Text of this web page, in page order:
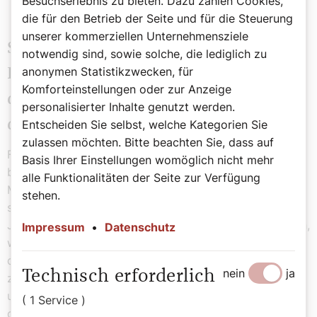
Sie arbeiten zu gleichen Teilen in der
Pfarre und als Lehrer. Wie gehen Sie
damit um, dass sich die Zielgruppen
der beiden Arbeitsorte unterscheiden?
Für mich ist das sehr positiv, und ich möchte keines der
beiden Felder missen. In der Schule komme ich mit
Menschen in Kontakt, die das Christentum nicht so
selbstverständlich leben wie die Leute in der Pfarre. Die
Jugendlichen haben oft ganz, ganz andere Bilder als ich,
wenn es um Gott geht oder um sensible Themen wie
den Tod. Das fordert mich heraus und inspiriert mich
zugleich total. Ich bin gezwungen, Antworten zu geben
und kann auch die heißen Eisen nicht mit
oberflächlichen Phrasen umschiffen. Ich sehe mich
die für den Betrieb der Seite und für die Steuerung
unserer kommerziellen Unternehmensziele
notwendig sind, sowie solche, die lediglich zu
anonymen Statistikzwecken, für
Komforteinstellungen oder zur Anzeige
personalisierter Inhalte genutzt werden.
Entscheiden Sie selbst, welche Kategorien Sie
zulassen möchten. Bitte beachten Sie, dass auf
Basis Ihrer Einstellungen womöglich nicht mehr
alle Funktionalitäten der Seite zur Verfügung
stehen.
Impressum • Datenschutz
Technisch erforderlich
( 1 Service )
nein ja